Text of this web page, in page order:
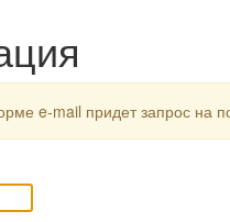
e-mail придет запрос на